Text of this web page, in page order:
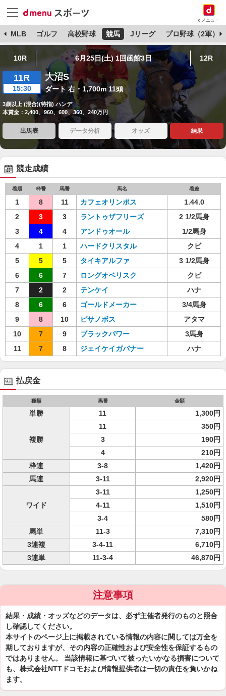
dメニュー
MLB ゴルフ 高校野球 競馬 Jリーグ プロ野球（2軍）
10R 6月25日(土) 1回函館3日 12R
11R
15:30
大沼S
ダート 右・1,700m 11頭
3歳以上 (混合)(特指) ハンデ
本賞金：2,400、960、600、360、240万円
出馬表 データ分析 オッズ 結果
競走成績
着順 枠番 馬番 馬名 着差
1 8 11 カフェオリンポス
1.44.0
2
3 3 ラントゥザフリーズ
2 1/2馬身
3
4 4 アンドゥオール
1/2馬身
4
1 1 ハードクリスタル
クビ
5
5 5 タイキアルファ
3 1/2馬身
6
6 7 ロングオベリスク
クビ
7
2 2 テンケイ
ハナ
8
6 6 ゴールドメーカー
3/4馬身
9
8 10 ピサノボス
アタマ
10
7 9 ブラックパワー
3馬身
11
7 8 ジェイケイガバナー ハナ
払戻金
種類 馬番 金額
単勝 11 1,300円
複勝
11
350円
3
190円
4
210円
枠連
3-8
1,420円
馬連
3-11 2,920円
ワイド
3-11
1,250円
4-11
1,510円
3-4
580円
馬単
11-3
7,310円
3連複
3-4-11
6,710円
3連単
11-3-4 46,870円
注意事項
結果・成績・オッズなどのデータは、必ず主催者発行のものと照合
し確認してください。
本サイトのページ上に掲載されている情報の内容に関しては万全を
期しておりますが、その内容の正確性および安全性を保証するもの
ではありません。 当該情報に基づいて被ったいかなる損害について
も、株式会社NTTドコモおよび情報提供者は一切の責任を負いかね
ます。